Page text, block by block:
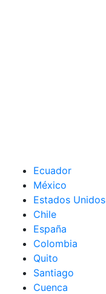
Ecuador
México
Estados Unidos
Chile
España
Colombia
Quito
Santiago
Cuenca